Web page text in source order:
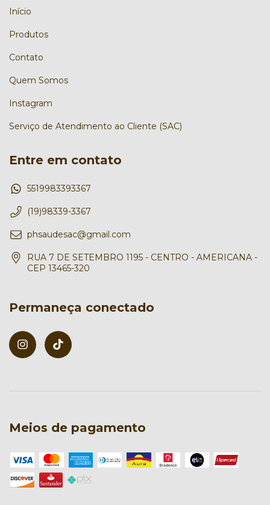
Início
Produtos
Contato
Quem Somos
Instagram
Serviço de Atendimento ao Cliente (SAC)
Entre em contato
5519983393367
(19)98339-3367
phsaudesac@gmail.com
RUA 7 DE SETEMBRO 1195 - CENTRO - AMERICANA -
CEP 13465-320
Permaneça conectado
Meios de pagamento